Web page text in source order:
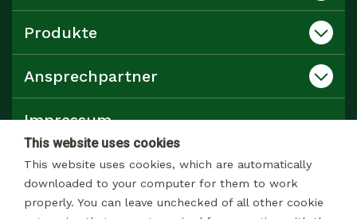
This website uses cookies
This website uses cookies, which are automatically
downloaded to your computer for them to work
properly. You can leave unchecked of all other cookie
Produkte
Ansprechpartner
Impressum
Datenschutz
Katalog